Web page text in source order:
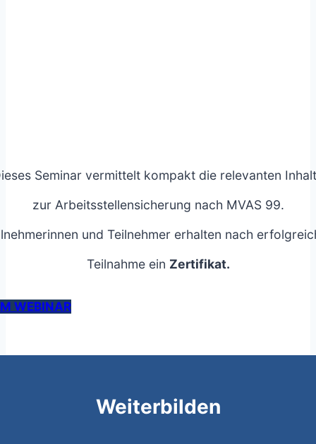
Seminar vermittelt kompakt die relevanten
zur Arbeitsstellensicherung nach MVAS 99.
und Teilnehmer erhalten nach
Teilnahme ein Zertifikat.
WEBINAR
Weiterbilden